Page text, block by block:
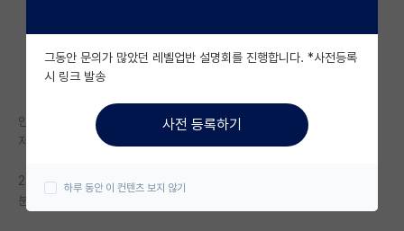
자유 게시판(아무개랩)
미국 유학 게시판
미국 대학원 합격 후기 게시판
대학원생 모집 게시판
연구실(PI) 홍보 게시판
안녕하세요,
저는 현재 YK 중 한 학교에 재학 중인 학부생입니다.
27년 9월 학기에 다이렉트로 미국 박사 유학을 생각하고 있습니다.
분야는 바이오쪽이고 현재 학점은 미국 4.0 기준 3.6 정도 입니다.
그동안 문의가 많았던 레벨업반 설명회를 진행합니다. *사전등록
시 링크 발송
사전 등록하기
하루 동안 이 컨텐츠 보지 않기